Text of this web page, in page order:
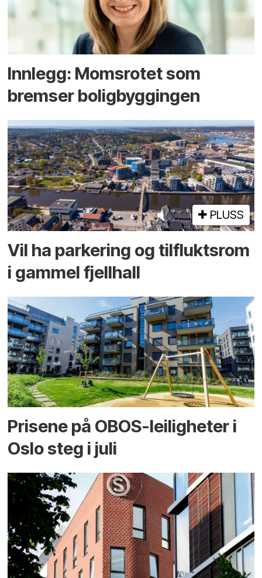
Innlegg: Moms­rotet som
bremser bolig­byggingen
PLUSS
Vil ha parkering og tilflukts­rom
i gammel fjellhall
Prisene på OBOS-leiligheter i
Oslo steg i juli